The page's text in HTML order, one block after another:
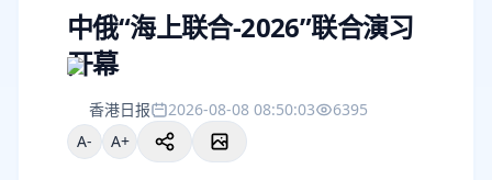
中俄“海上联合-2026”联合演习
开幕
香港日报 2026-08-08 08:50:03
6395
A-
A+